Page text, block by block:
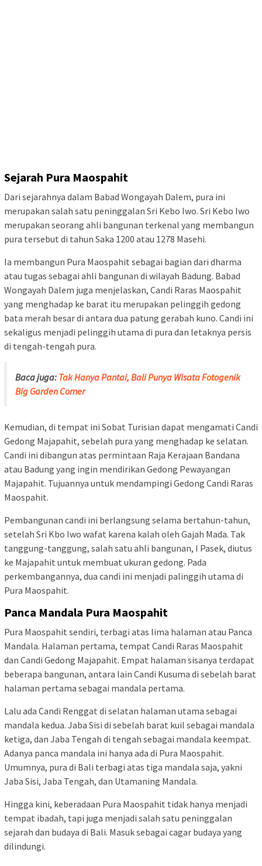
Sejarah Pura Maospahit
Dari sejarahnya dalam Babad Wongayah Dalem, pura ini
merupakan salah satu peninggalan Sri Kebo Iwo. Sri Kebo Iwo
merupakan seorang ahli bangunan terkenal yang membangun
pura tersebut di tahun Saka 1200 atau 1278 Masehi.
Ia membangun Pura Maospahit sebagai bagian dari dharma
atau tugas sebagai ahli bangunan di wilayah Badung. Babad
Wongayah Dalem juga menjelaskan, Candi Raras Maospahit
yang menghadap ke barat itu merupakan pelinggih gedong
bata merah besar di antara dua patung gerabah kuno. Candi ini
sekaligus menjadi pelinggih utama di pura dan letaknya persis
di tengah-tengah pura.
Baca juga: Tak Hanya Pantai, Bali Punya Wisata Fotogenik
Big Garden Corner
Kemudian, di tempat ini Sobat Turisian dapat mengamati Candi
Gedong Majapahit, sebelah pura yang menghadap ke selatan.
Candi ini dibangun atas permintaan Raja Kerajaan Bandana
atau Badung yang ingin mendirikan Gedong Pewayangan
Majapahit. Tujuannya untuk mendampingi Gedong Candi Raras
Maospahit.
Pembangunan candi ini berlangsung selama bertahun-tahun,
setelah Sri Kbo Iwo wafat karena kalah oleh Gajah Mada. Tak
tanggung-tanggung, salah satu ahli bangunan, I Pasek, diutus
ke Majapahit untuk membuat ukuran gedong. Pada
perkembangannya, dua candi ini menjadi palinggih utama di
Pura Maospahit.
Panca Mandala Pura Maospahit
Pura Maospahit sendiri, terbagi atas lima halaman atau Panca
Mandala. Halaman pertama, tempat Candi Raras Maospahit
dan Candi Gedong Majapahit. Empat halaman sisanya terdapat
beberapa bangunan, antara lain Candi Kusuma di sebelah barat
halaman pertama sebagai mandala pertama.
Lalu ada Candi Renggat di selatan halaman utama sebagai
mandala kedua. Jaba Sisi di sebelah barat kuil sebagai mandala
ketiga, dan Jaba Tengah di tengah sebagai mandala keempat.
Adanya panca mandala ini hanya ada di Pura Maospahit.
Umumnya, pura di Bali terbagi atas tiga mandala saja, yakni
Jaba Sisi, Jaba Tengah, dan Utamaning Mandala.
Hingga kini, keberadaan Pura Maospahit tidak hanya menjadi
tempat ibadah, tapi juga menjadi salah satu peninggalan
sejarah dan budaya di Bali. Masuk sebagai cagar budaya yang
dilindungi.